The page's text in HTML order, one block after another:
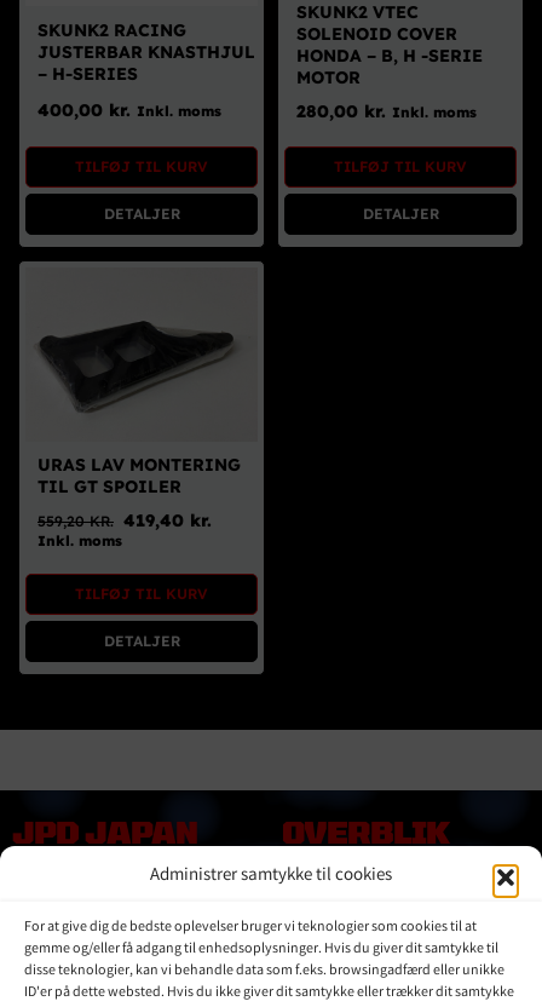
Administrer samtykke til cookies
For at give dig de bedste oplevelser bruger vi teknologier som cookies til at
gemme og/eller få adgang til enhedsoplysninger. Hvis du giver dit samtykke til
disse teknologier, kan vi behandle data som f.eks. browsingadfærd eller unikke
ID'er på dette websted. Hvis du ikke giver dit samtykke eller trækker dit samtykke
SKUNK2 RACING
JUSTERBAR KNASTHJUL
– H-SERIES
400,00 kr. Inkl. moms
TILFØJ TIL KURV
DETALJER
SKUNK2 VTEC
SOLENOID COVER
HONDA – B, H -SERIE
MOTOR
280,00 kr. Inkl. moms
TILFØJ TIL KURV
DETALJER
URAS LAV MONTERING
TIL GT SPOILER
559,20KR.
Den
559,20 kr..
419,40 kr.
Den
419,40 kr..
Inkl. moms
TILFØJ TIL KURV
DETALJER
JPD JAPAN
DENMARK
Kontakt Os
Om JPD Japan Denmark
Handelsbetingelser
OVERBLIK
Online shop
Vores Mærker